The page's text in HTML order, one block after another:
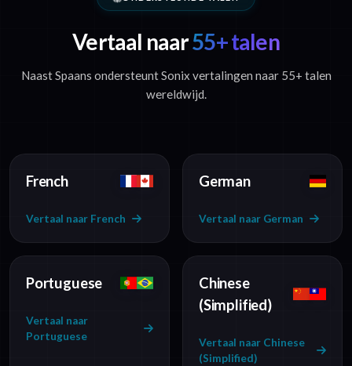
Vertaal naar55+ talen
Naast Spaans ondersteunt Sonix vertalingen naar 55+ talen
wereldwijd.
French
Vertaal naar French
German
Vertaal naar German
Portuguese
Vertaal naar
Portuguese
Chinese
(Simplified)
Vertaal naar Chinese
(Simplified)